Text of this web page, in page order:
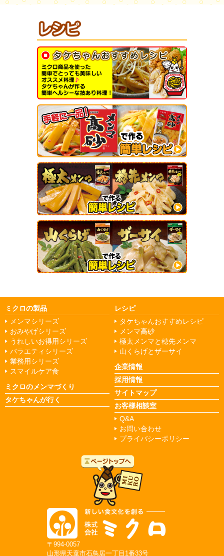
ミクロの製品
メンマシリーズ
おみやげシリーズ
うれしいお得用シリーズ
バラエティシリーズ
業務用シリーズ
スマイルケア食
ミクロのメンマづくり
タケちゃんが行く
レシピ
タケちゃんおすすめレシピ
メンマ高砂
極太メンマと穂先メンマ
山くらげとザーサイ
企業情報
採用情報
サイトマップ
お客様相談室
Q&A
お問い合わせ
プライバシーポリシー
〒994-0057
山形県天童市石鳥居一丁目1番33号